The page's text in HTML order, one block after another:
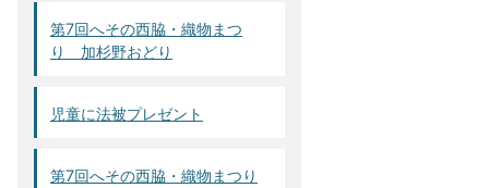
第7回へその西脇・織物まつ
り 加杉野おどり
児童に法被プレゼント
第7回へその西脇・織物まつり